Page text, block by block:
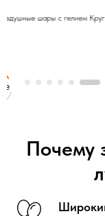
шары с гелием
Почему